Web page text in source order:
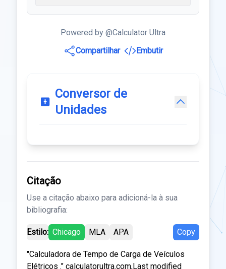
Powered by @Calculator Ultra
Compartilhar
Embutir
Conversor de
Unidades
Citação
Use a citação abaixo para adicioná-la à sua
bibliografia:
Estilo: Chicago MLA APA Copy
"Calculadora de Tempo de Carga de Veículos
Elétricos ." calculatorultra.com,Last modified